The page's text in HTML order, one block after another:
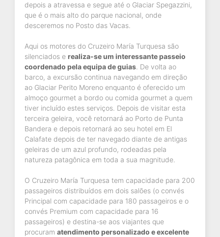
depois a atravessa e segue até o Glaciar Spegazzini,
que é o mais alto do parque nacional, onde
desceremos no Posto das Vacas.
Aqui os motores do Cruzeiro María Turquesa são
silenciados e realiza-se um interessante passeio
coordenado pela equipa de guias . De volta ao
barco, a excursão continua navegando em direção
ao Glaciar Perito Moreno enquanto é oferecido um
almoço gourmet a bordo ou comida gourmet a quem
tiver incluído estes serviços. Depois de visitar esta
terceira geleira, você retornará ao Porto de Punta
Bandera e depois retornará ao seu hotel em El
Calafate depois de ter navegado diante de antigas
geleiras de um azul profundo, rodeadas pela
natureza patagônica em toda a sua magnitude.
O Cruzeiro María Turquesa tem capacidade para 200
passageiros distribuídos em dois salões (o convés
Principal com capacidade para 180 passageiros e o
convés Premium com capacidade para 16
passageiros) e destina-se aos viajantes que
procuram atendimento personalizado e excelente